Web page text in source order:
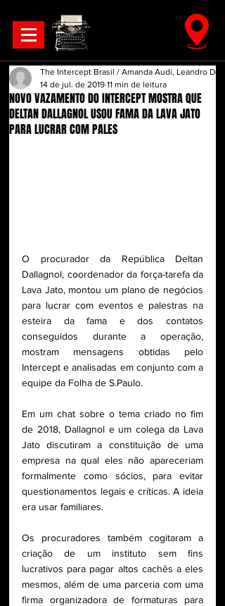
NOVO VAZAMENTO DO INTERCEPT MOSTRA QUE
DELTAN DALLAGNOL USOU FAMA DA LAVA JATO
PARA LUCRAR COM PALES
The Intercept Brasil / Amanda Audi, Leandro
14 de jul. de 2019 11 min de leitura
O procurador da República Deltan
Dallagnol, coordenador da força-tarefa da
Lava Jato, montou um plano de negócios
para lucrar com eventos e palestras na
esteira da fama e dos contatos
conseguidos durante a operação,
mostram mensagens obtidas pelo
Intercept e analisadas em conjunto com a
equipe da Folha de S.Paulo.
Em um chat sobre o tema criado no fim
de 2018, Dallagnol e um colega da Lava
Jato discutiram a constituição de uma
empresa na qual eles não apareceriam
formalmente como sócios, para evitar
questionamentos legais e críticas. A ideia
era usar familiares.
Os procuradores também cogitaram a
criação de um instituto sem fins
lucrativos para pagar altos cachês a eles
mesmos, além de uma parceria com uma
firma organizadora de formaturas para